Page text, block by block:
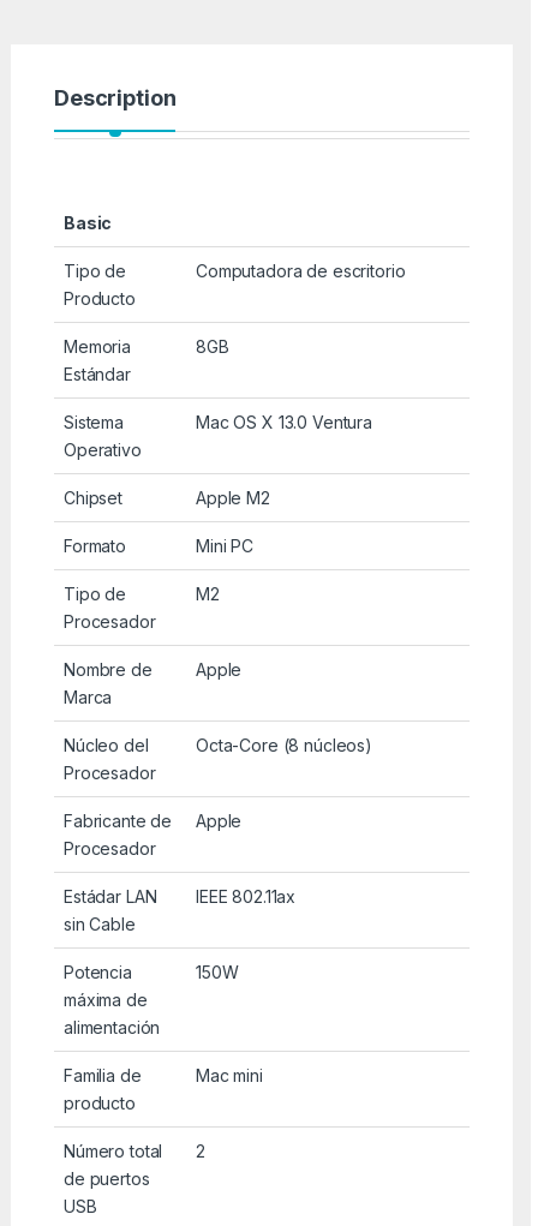
Description
Basic
Tipo de
Producto
Computadora de escritorio
Memoria
Estándar
8GB
Sistema
Operativo
Mac OS X 13.0 Ventura
Chipset Apple M2
Formato Mini PC
Tipo de
Procesador
M2
Nombre de
Marca
Apple
Núcleo del
Procesador
Octa-Core (8 núcleos)
Fabricante de
Procesador
Apple
Estádar LAN
sin Cable
IEEE 802.11ax
Potencia
máxima de
alimentación
150W
Familia de
producto
Mac mini
Número total
de puertos
USB
2